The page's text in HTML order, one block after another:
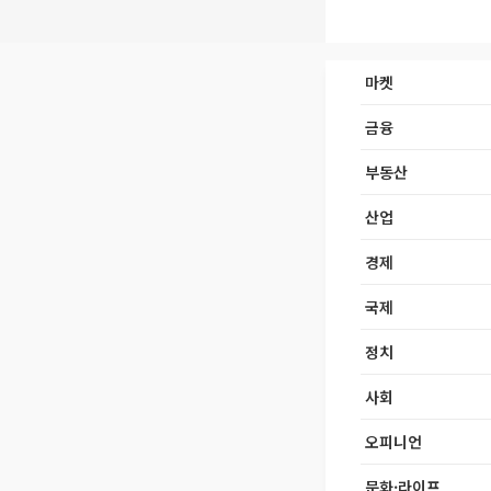
마켓
금융
부동산
산업
경제
국제
정치
사회
오피니언
문화·라이프